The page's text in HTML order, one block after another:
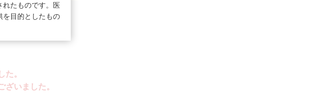
査関連製
。
いました。
れたものです。医
を目的としたもの